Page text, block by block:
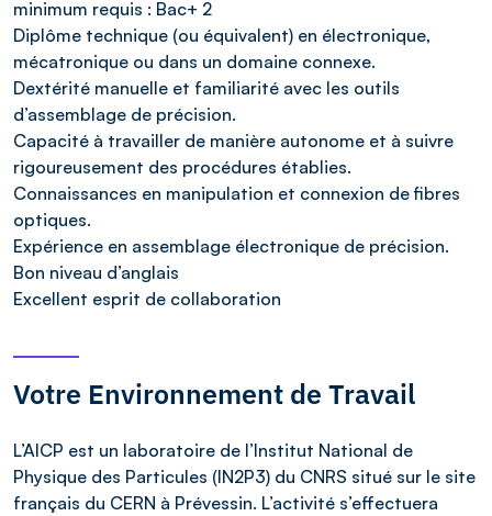
minimum requis : Bac+ 2
Diplôme technique (ou équivalent) en électronique,
mécatronique ou dans un domaine connexe.
Dextérité manuelle et familiarité avec les outils
d’assemblage de précision.
Capacité à travailler de manière autonome et à suivre
rigoureusement des procédures établies.
Connaissances en manipulation et connexion de fibres
optiques.
Expérience en assemblage électronique de précision.
Bon niveau d’anglais
Excellent esprit de collaboration
Votre Environnement de Travail
L’AICP est un laboratoire de l’Institut National de
Physique des Particules (IN2P3) du CNRS situé sur le site
français du CERN à Prévessin. L’activité s’effectuera